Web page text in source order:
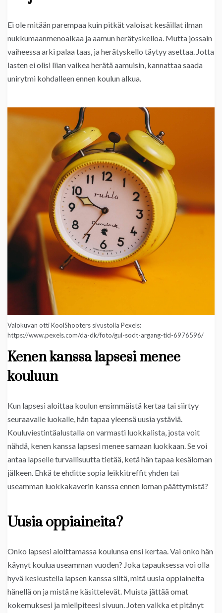
Ei ole mitään parempaa kuin pitkät valoisat kesäillat ilman
nukkumaanmenoaikaa ja aamun herätyskelloa. Mutta jossain
vaiheessa arki palaa taas, ja herätyskello täytyy asettaa. Jotta
lasten ei olisi liian vaikea herätä aamuisin, kannattaa saada
unirytmi kohdalleen ennen koulun alkua.
Valokuvan otti KoolShooters sivustolla Pexels:
https://www.pexels.com/da-dk/foto/gul-sodt-argang-tid-6976596/
Kenen kanssa lapsesi menee
kouluun
Kun lapsesi aloittaa koulun ensimmäistä kertaa tai siirtyy
seuraavalle luokalle, hän tapaa yleensä uusia ystäviä.
Kouluviestintäalustalla on varmasti luokkalista, josta voit
nähdä, kenen kanssa lapsesi menee samaan luokkaan. Se voi
antaa lapselle turvallisuutta tietää, ketä hän tapaa kesäloman
jälkeen. Ehkä te ehditte sopia leikkitreffit yhden tai
useamman luokkakaverin kanssa ennen loman päättymistä?
Uusia oppiaineita?
Onko lapsesi aloittamassa koulunsa ensi kertaa. Vai onko hän
käynyt koulua useamman vuoden? Joka tapauksessa voi olla
hyvä keskustella lapsen kanssa siitä, mitä uusia oppiaineita
hänellä on ja mistä ne käsittelevät. Muista jättää omat
kokemuksesi ja mielipiteesi sivuun. Joten vaikka et pitänyt